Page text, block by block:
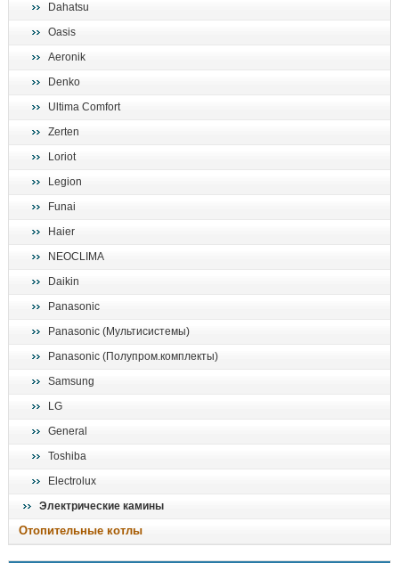
Dahatsu
Oasis
Aeronik
Denko
Ultima Comfort
Zerten
Loriot
Legion
Funai
Haier
NEOCLIMA
Daikin
Panasonic
Panasonic (Мультисистемы)
Panasonic (Полупром.комплекты)
Samsung
LG
General
Toshiba
Electrolux
Электрические камины
Отопительные котлы